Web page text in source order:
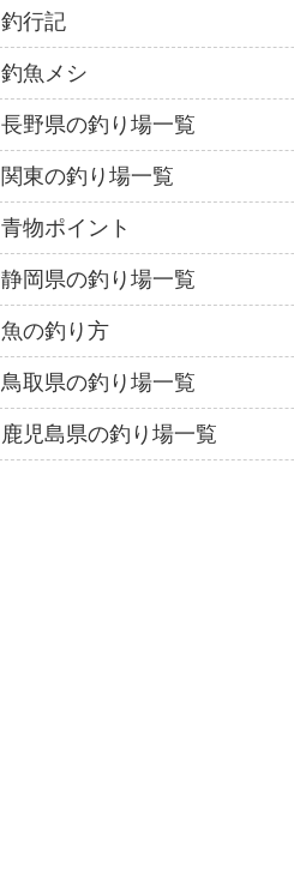
釣行記
釣魚メシ
長野県の釣り場一覧
関東の釣り場一覧
青物ポイント
静岡県の釣り場一覧
魚の釣り方
鳥取県の釣り場一覧
鹿児島県の釣り場一覧